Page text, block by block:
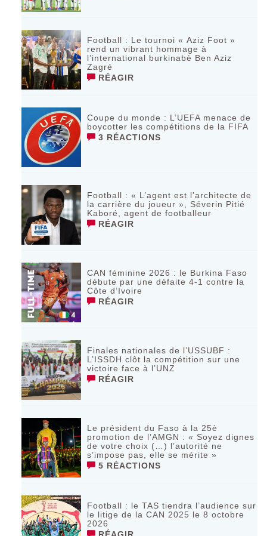
Football : Le tournoi « Aziz Foot »
rend un vibrant hommage à
l’international burkinabè Ben Aziz
Zagré
RÉAGIR
Coupe du monde : L’UEFA menace de
boycotter les compétitions de la FIFA
3 RÉACTIONS
Football : « L’agent est l’architecte de
la carrière du joueur », Séverin Pitié
Kaboré, agent de footballeur
RÉAGIR
CAN féminine 2026 : le Burkina Faso
débute par une défaite 4-1 contre la
Côte d’Ivoire
RÉAGIR
Finales nationales de l’USSUBF :
L’ISSDH clôt la compétition sur une
victoire face à l’UNZ
RÉAGIR
Le président du Faso à la 25è
promotion de l’AMGN : « Soyez dignes
de votre choix (…) l’autorité ne
s’impose pas, elle se mérite »
5 RÉACTIONS
Football : le TAS tiendra l’audience sur
le litige de la CAN 2025 le 8 octobre
2026